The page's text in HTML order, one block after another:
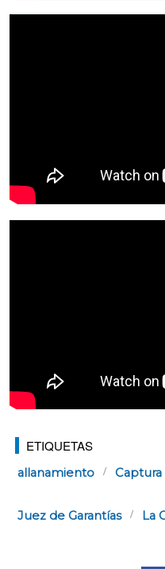
ETIQUETAS
allanamiento Captura
Juez de Garantías La